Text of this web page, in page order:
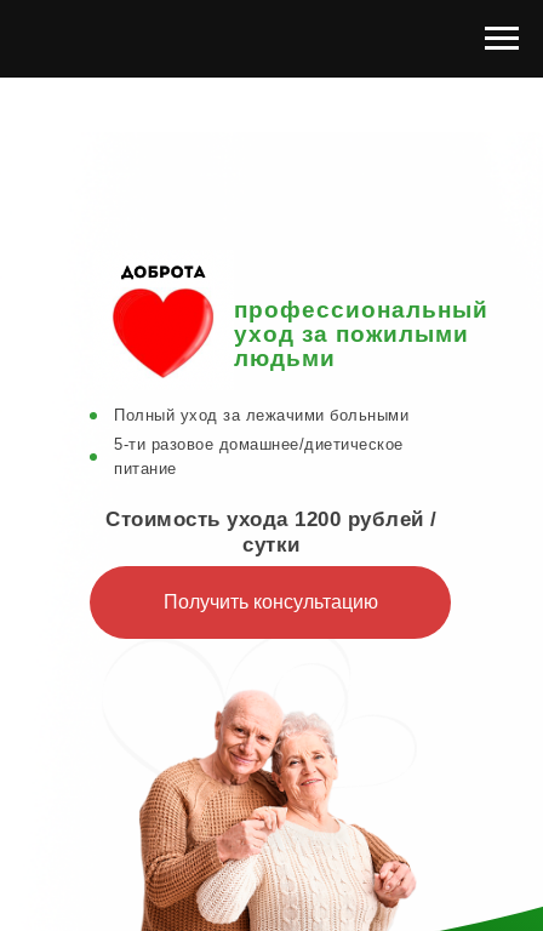
профессиональный
уход за пожилыми
людьми
Стоимость ухода 1200 рублей /
сутки
Получить консультацию
5-ти разовое домашнее/диетическое
питание
Полный уход за лежачими больными